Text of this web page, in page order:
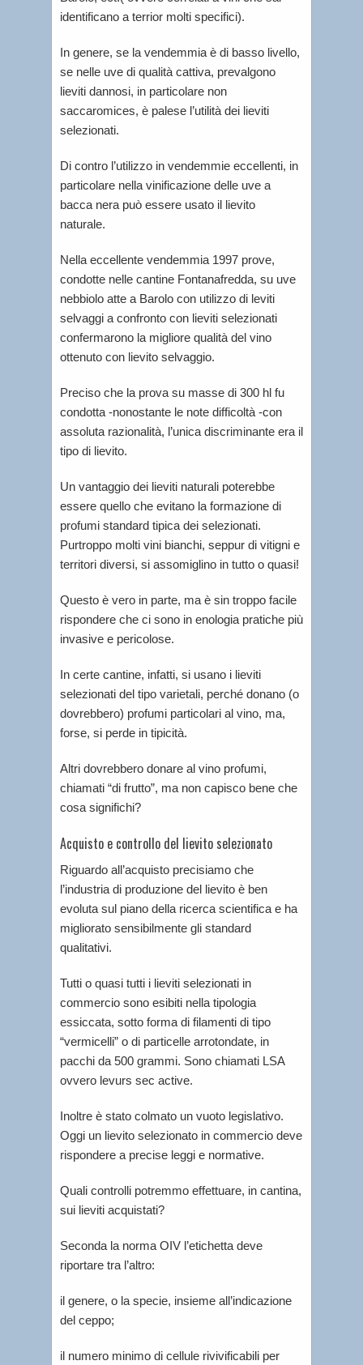
identificano a terrior molti specifici).
In genere, se la vendemmia è di basso livello,
se nelle uve di qualità cattiva, prevalgono
lieviti dannosi, in particolare non
saccaromices, è palese l’utilità dei lieviti
selezionati.
Di contro l’utilizzo in vendemmie eccellenti, in
particolare nella vinificazione delle uve a
bacca nera può essere usato il lievito
naturale.
Nella eccellente vendemmia 1997 prove,
condotte nelle cantine Fontanafredda, su uve
nebbiolo atte a Barolo con utilizzo di leviti
selvaggi a confronto con lieviti selezionati
confermarono la migliore qualità del vino
ottenuto con lievito selvaggio.
Preciso che la prova su masse di 300 hl fu
condotta -nonostante le note difficoltà -con
assoluta razionalità, l’unica discriminante era il
tipo di lievito.
Un vantaggio dei lieviti naturali poterebbe
essere quello che evitano la formazione di
profumi standard tipica dei selezionati.
Purtroppo molti vini bianchi, seppur di vitigni e
territori diversi, si assomiglino in tutto o quasi!
Questo è vero in parte, ma è sin troppo facile
rispondere che ci sono in enologia pratiche più
invasive e pericolose.
In certe cantine, infatti, si usano i lieviti
selezionati del tipo varietali, perché donano (o
dovrebbero) profumi particolari al vino, ma,
forse, si perde in tipicità.
Altri dovrebbero donare al vino profumi,
chiamati “di frutto”, ma non capisco bene che
cosa significhi?
Acquisto e controllo del lievito selezionato
Riguardo all’acquisto precisiamo che
l’industria di produzione del lievito è ben
evoluta sul piano della ricerca scientifica e ha
migliorato sensibilmente gli standard
qualitativi.
Tutti o quasi tutti i lieviti selezionati in
commercio sono esibiti nella tipologia
essiccata, sotto forma di filamenti di tipo
“vermicelli” o di particelle arrotondate, in
pacchi da 500 grammi. Sono chiamati LSA
ovvero levurs sec active.
Inoltre è stato colmato un vuoto legislativo.
Oggi un lievito selezionato in commercio deve
rispondere a precise leggi e normative.
Quali controlli potremmo effettuare, in cantina,
sui lieviti acquistati?
Seconda la norma OIV l’etichetta deve
riportare tra l’altro:
il genere, o la specie, insieme all’indicazione
del ceppo;
il numero minimo di cellule rivivificabili per